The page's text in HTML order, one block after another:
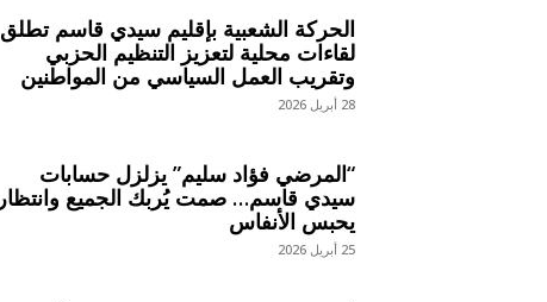
الحركة الشعبية بإقليم سيدي قاسم تطلق
لقاءات محلية لتعزيز التنظيم الحزبي
وتقريب العمل السياسي من المواطنين
28 أبريل 2026
“المرضي فؤاد سليم” يزلزل حسابات
سيدي قاسم… صمت يُربك الجميع وانتظار
يحبس الأنفاس
25 أبريل 2026